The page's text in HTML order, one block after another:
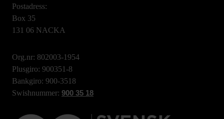
Postadress:
Box 35
131 06 NACKA
Org.nr: 802003-1954
Plusgiro: 900351-8
Bankgiro: 900-3518
Swishnummer: 900 35 18